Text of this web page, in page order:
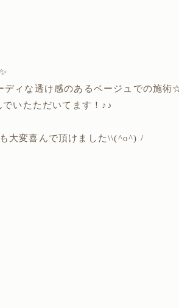
ディな透け感のあるベージュでの施術
でいたただいてます！♪♪
大変喜んで頂けました\\(^o^) /